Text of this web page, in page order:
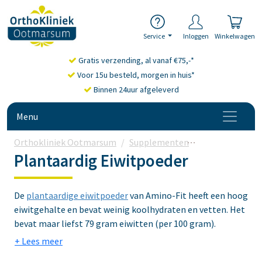
Service Inloggen Winkelwagen
Gratis verzending, al vanaf €75,-*
Voor 15u besteld, morgen in huis*
Binnen 24uur afgeleverd
Menu
Orthokliniek Ootmarsum Supplementen
Plantaardig Eiwitpoeder
De plantaardige eiwitpoedervan Amino-Fit heeft een hoog
eiwitgehalte en bevat weinig koolhydraten en vetten. Het
bevat maar liefst 79 gram eiwitten (per 100 gram).
Daarmee is Amino-Fit uniek in zijn soort. Amino-Fit is